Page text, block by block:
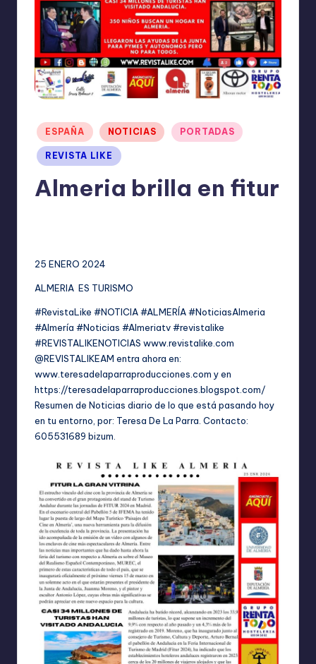
N
E
Publicado
en
ESPAÑA NOTICIAS PORTADAS
REVISTA LIKE
Almeria brilla en fitur
25 ENERO 2024
ALMERIA ES TURISMO
#RevistaLike #NOTICIA #ALMERÍA #NoticiasAlmeria
#Almería #Noticias #Almeriatv #revistalike
#REVISTALIKENOTICIAS www.revistalike.com
@REVISTALIKEAM entra ahora en:
www.teresadelaparraproducciones.com y en
https://teresadelaparraproducciones.blogspot.com/
Resumen de Noticias diario de lo que está pasando hoy
en tu entorno, por: Teresa De La Parra. Contacto:
605531689 bizum.